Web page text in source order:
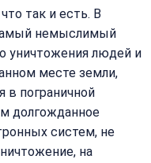
так и есть. В
немыслимый
уничтожения людей и
месте земли,
в пограничной
долгожданное
систем, не
на